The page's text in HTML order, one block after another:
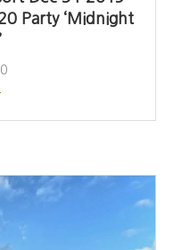
Party ‘Midnight